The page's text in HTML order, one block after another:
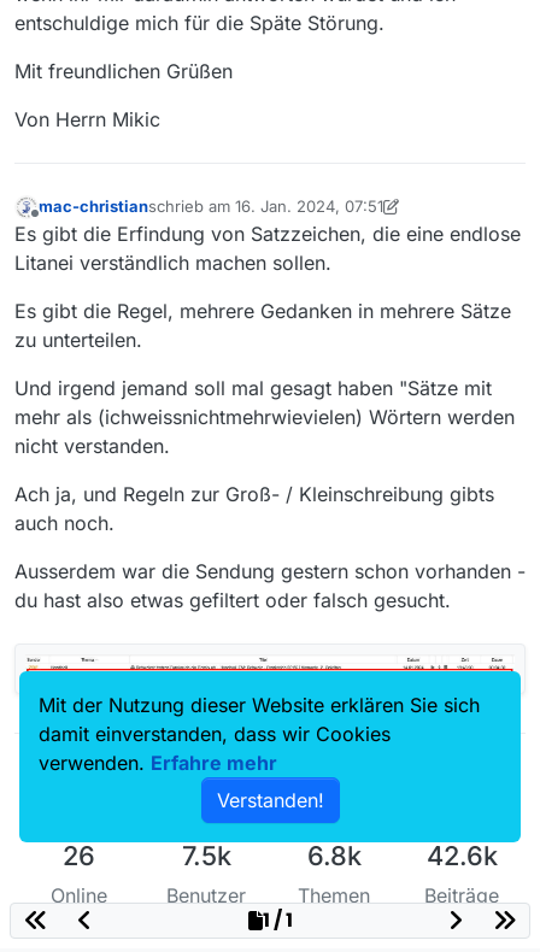
entschuldige mich für die Späte Störung.
Mit freundlichen Grüßen
Von Herrn Mikic
Offline
mac-christianschrieb am 16. Jan. 2024, 07:51
zuletzt editiert von mac-christian
Es gibt die Erfindung von Satzzeichen, die eine endlose
Litanei verständlich machen sollen.
Es gibt die Regel, mehrere Gedanken in mehrere Sätze
zu unterteilen.
Und irgend jemand soll mal gesagt haben "Sätze mit
mehr als (ichweissnichtmehrwievielen) Wörtern werden
nicht verstanden.
Ach ja, und Regeln zur Groß- / Kleinschreibung gibts
auch noch.
Ausserdem war die Sendung gestern schon vorhanden -
du hast also etwas gefiltert oder falsch gesucht.
26
Online
7.5k
Benutzer
6.8k
Themen
42.6k
Beiträge
1 / 1
Mit der Nutzung dieser Website erklären Sie sich
damit einverstanden, dass wir Cookies
verwenden. Erfahre mehr
Verstanden!